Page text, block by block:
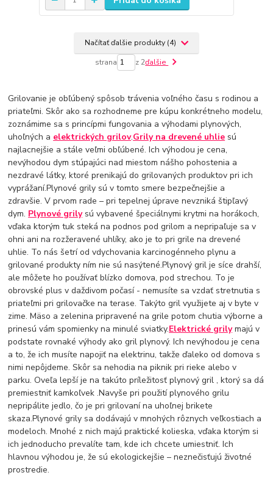
Načítať ďalšie produkty (4)
strana z 2ďalšie
Grilovanie je obľúbený spôsob trávenia voľného času s rodinou a
priateľmi. Skôr ako sa rozhodneme pre kúpu konkrétneho modelu,
zoznámime sa s princípmi fungovania a výhodami plynových,
uhoľných a elektrických grilov.Grily na drevené uhlie sú
najlacnejšie a stále veľmi obľúbené. Ich výhodou je cena,
nevýhodou dym stúpajúci nad miestom nášho pohostenia a
nezdravé látky, ktoré prenikajú do grilovaných produktov pri ich
vyprážaní.Plynové grily sú v tomto smere bezpečnejšie a
zdravšie. V prvom rade – pri tepelnej úprave nevzniká štipľavý
dym. Plynové grilysú vybavené špeciálnymi krytmi na horákoch,
vďaka ktorým tuk steká na podnos pod grilom a nepripaľuje sa v
ohni ani na rozžeravené uhlíky, ako je to pri grile na drevené
uhlie. To nás šetrí od vdychovania karcinogénneho plynu a
grilované produkty ním nie sú nasýtené.Plynový gril je síce drahší,
ale môžete ho používať blízko domova, pod strechou. To je
obrovské plus v daždivom počasí - nemusíte sa vzdať stretnutia s
priateľmi pri grilovačke na terase. Takýto gril využijete aj v byte v
zime. Mäso a zelenina pripravené na grile potom chutia výborne a
prinesú vám spomienky na minulé sviatky.Elektrické grilymajú v
podstate rovnaké výhody ako gril plynový. Ich nevýhodou je cena
a to, že ich musíte napojiť na elektrinu, takže ďaleko od domova s ​​
nimi nepôjdeme. Skôr sa nehodia na piknik pri rieke alebo v
parku. Oveľa lepší je na takúto príležitosť plynový gril , ktorý sa dá
premiestniť kamkoľvek .Navyše pri použití plynového grilu
nepripálite jedlo, čo je pri grilovaní na uhoľnej brikete
skaza.Plynové grily sa dodávajú v mnohých rôznych veľkostiach a
modeloch. Mnohé z nich majú praktické kolieska, vďaka ktorým si
ich jednoducho prevalíte tam, kde ich chcete umiestniť. Ich
hlavnou výhodou je, že sú ekologickejšie – neznečisťujú životné
prostredie.